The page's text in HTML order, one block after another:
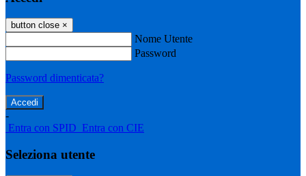
button close ×
Nome Utente
Password
Password dimenticata?
-
Entra con SPID Entra con CIE
Seleziona utente